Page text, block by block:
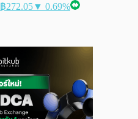
฿272.05▼ 0.69%